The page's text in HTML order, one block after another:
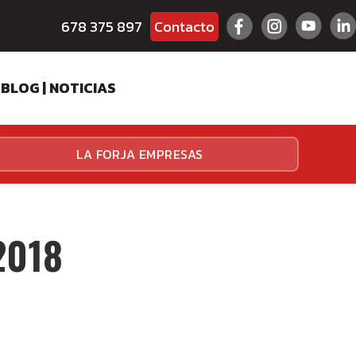
Contacto
678 375 897
BLOG | NOTICIAS
LA FORJA EMPRESAS